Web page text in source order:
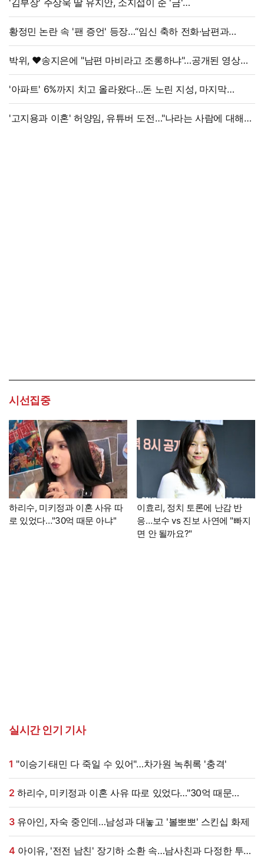
방치했다…"비누인 줄"
황정민 논란 속 '팬 증언' 등장…“임신 축하 전화·남편과
식사도”
박위, ♥송지은에 "남편 마비라고 조롱하냐"…공개된 영상
보니
'아파트' 6%까지 치고 올라왔다…돈 노린 지성, 마지막
선택은
'고지용과 이혼' 허양임, 유튜버 도전…"나라는 사람에 대해
시선집중
하리수, 미키정과 이혼 사유 따
로 있었다…"30억 때문 아냐"
이효리, 정치 토론에 난감 반
응…보수 vs 진보 사연에 "빠지
면 안 될까요?"
실시간 인기 기사
1 "이승기·태민 다 죽일 수 있어"…차가원 녹취록 '충격'
2 하리수, 미키정과 이혼 사유 따로 있었다…"30억 때문
아냐"
3 유아인, 자숙 중인데…남성과 대놓고 '볼뽀뽀' 스킨십 화제
4